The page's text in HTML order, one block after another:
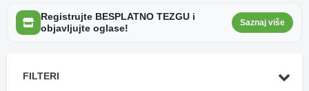
Registrujte BESPLATNO TEZGU i
objavljujte oglase!
Saznaj više
FILTERI